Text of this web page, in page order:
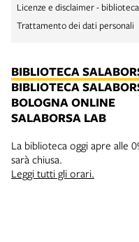
Licenze e disclaimer -
Trattamento dei dati personali
BIBLIOTECA
BIBLIOTECA
BOLOGNA ONLINE
SALABORSA LAB
La biblioteca oggi apre alle
sarà chiusa.
Leggi tutti gli orari.